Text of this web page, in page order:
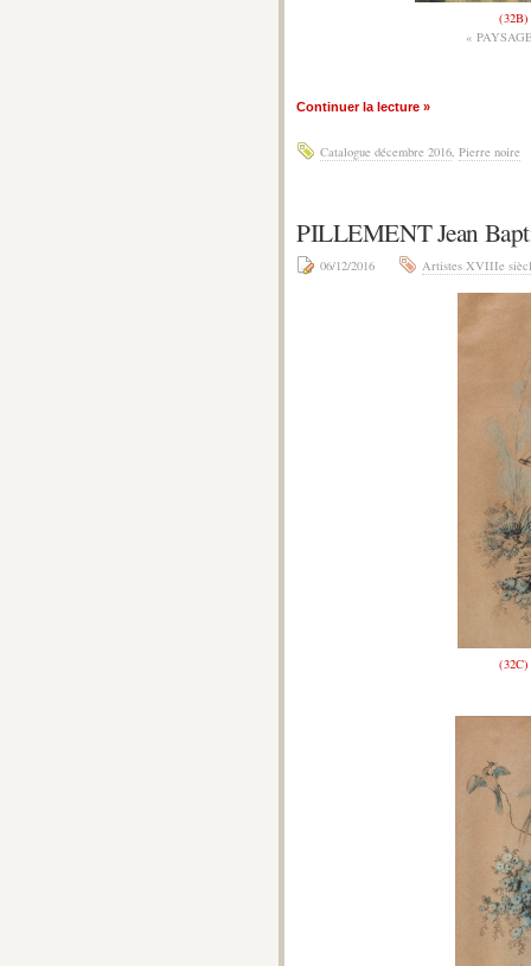
(32B)
«
Continuer la lecture »
Catalogue décembre 2016, Pierre noire
PILLEMENT Jean
06/12/2016 Artistes XVIIIe
(32C)